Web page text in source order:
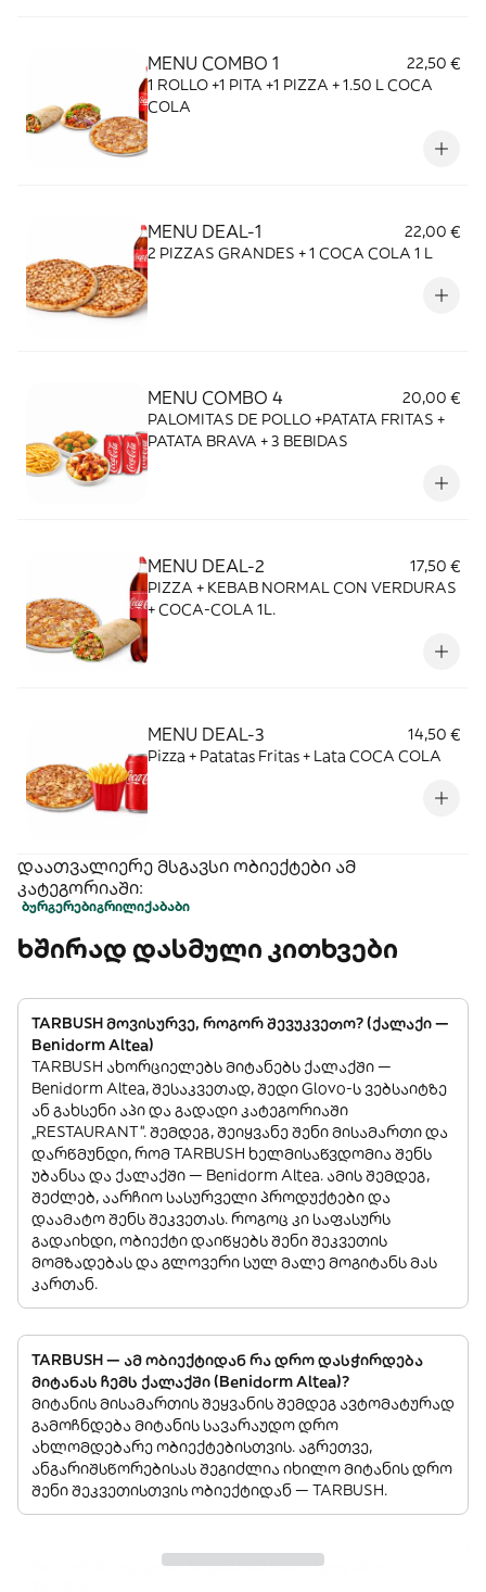
MENU COMBO 1
22,50 €
1 ROLLO +1 PITA +1 PIZZA + 1.50 L COCA
COLA
MENU DEAL-1
22,00 €
2 PIZZAS GRANDES + 1 COCA COLA 1 L
MENU COMBO 4
20,00 €
PALOMITAS DE POLLO +PATATA FRITAS +
PATATA BRAVA + 3 BEBIDAS
MENU DEAL-2
17,50 €
PIZZA + KEBAB NORMAL CON VERDURAS
+ COCA-COLA 1L.
MENU DEAL-3
14,50 €
Pizza + Patatas Fritas + Lata COCA COLA
დაათვალიერე მსგავსი ობიექტები ამ
კატეგორიაში:
ბურგერებიგრილიქაბაბი
ხშირად დასმული კითხვები
TARBUSH მოვისურვე, როგორ შევუკვეთო? (ქალაქი —
Benidorm Altea)
TARBUSH ახორციელებს მიტანებს ქალაქში —
Benidorm Altea, შესაკვეთად, შედი Glovo-ს ვებსაიტზე
ან გახსენი აპი და გადადი კატეგორიაში
„RESTAURANT”. შემდეგ, შეიყვანე შენი მისამართი და
დარწმუნდი, რომ TARBUSH ხელმისაწვდომია შენს
უბანსა და ქალაქში — Benidorm Altea. ამის შემდეგ,
შეძლებ, აარჩიო სასურველი პროდუქტები და
დაამატო შენს შეკვეთას. როგოც კი საფასურს
გადაიხდი, ობიექტი დაიწყებს შენი შეკვეთის
მომზადებას და გლოვერი სულ მალე მოგიტანს მას
კართან.
TARBUSH — ამ ობიექტიდან რა დრო დასჭირდება
მიტანას ჩემს ქალაქში (Benidorm Altea)?
მიტანის მისამართის შეყვანის შემდეგ ავტომატურად
გამოჩნდება მიტანის სავარაუდო დრო
ახლომდებარე ობიექტებისთვის. აგრეთვე,
ანგარიშსწორებისას შეგიძლია იხილო მიტანის დრო
შენი შეკვეთისთვის ობიექტიდან — TARBUSH.
როგორ შევუკვეთო მიტანა ამ ობიექტიდან —